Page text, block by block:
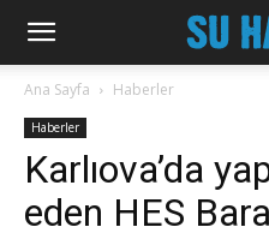
Ana Sayfa Haberler
Haberler
Karlıova’da
eden HES